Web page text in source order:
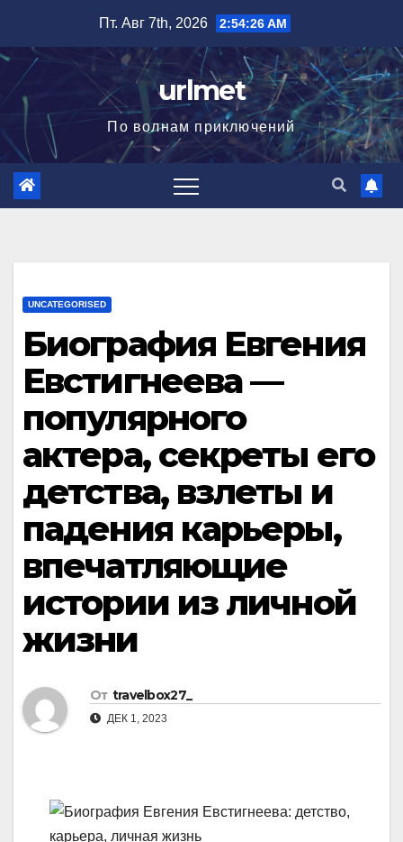
содержимому
Пт. Авг 7th, 2026 2:54:27 AM
urlmet
По волнам приключений
UNCATEGORISED
Биография Евгения
Евстигнеева —
популярного
актера, секреты его
детства, взлеты и
падения карьеры,
впечатляющие
истории из личной
жизни
От travelbox27_
ДЕК 1, 2023